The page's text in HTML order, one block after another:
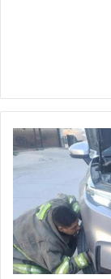
Bomberos
liberan
a
atrapado
en
el
motor
de